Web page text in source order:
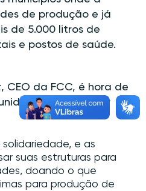
de produção e já
de 5.000 litros de
e postos de saúde.
, CEO da FCC, é hora de
para superar
e as
suas estruturas para
doando o que
para produção de